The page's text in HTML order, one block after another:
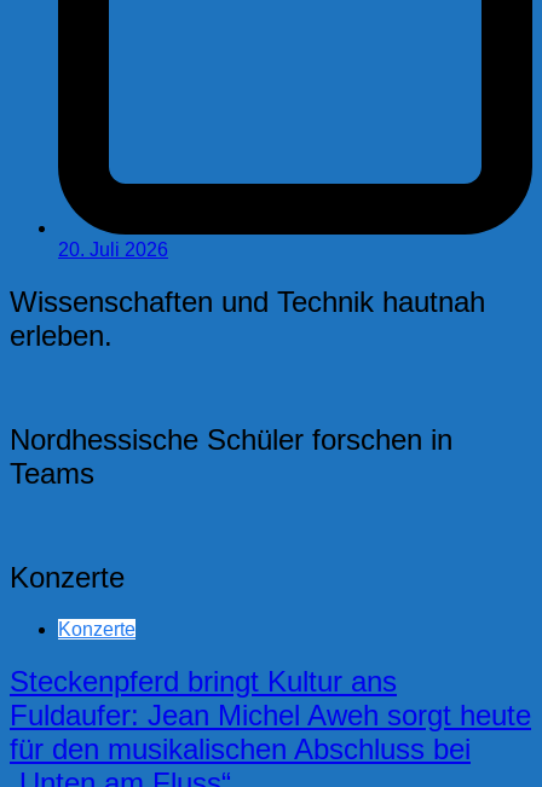
20. Juli 2026
Wissenschaften und Technik hautnah
erleben.
Nordhessische Schüler forschen in
Teams
Konzerte
Konzerte
Steckenpferd bringt Kultur ans
Fuldaufer: Jean Michel Aweh sorgt heute
für den musikalischen Abschluss bei